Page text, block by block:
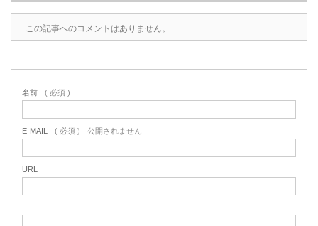
この記事へのコメントはありません。
名前 ( 必須 )
E-MAIL ( 必須 ) - 公開されません -
URL